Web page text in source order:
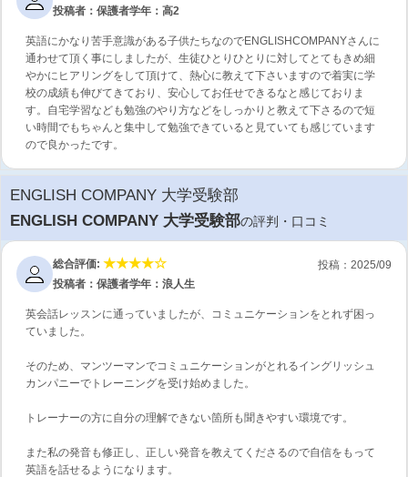
投稿者：保護者学年：高2
英語にかなり苦手意識がある子供たちなのでENGLISHCOMPANYさんに
通わせて頂く事にしましたが、生徒ひとりひとりに対してとてもきめ細
やかにヒアリングをして頂けて、熱心に教えて下さいますので着実に学
校の成績も伸びてきており、安心してお任せできるなと感じておりま
す。自宅学習なども勉強のやり方などをしっかりと教えて下さるので短
い時間でもちゃんと集中して勉強できていると見ていても感じています
ので良かったです。
ENGLISH COMPANY 大学受験部
ENGLISH COMPANY 大学受験部の評判・口コミ
投稿：2025/09
総合評価:
投稿者：保護者学年：浪人生
英会話レッスンに通っていましたが、コミュニケーションをとれず困っ
ていました。
そのため、マンツーマンでコミュニケーションがとれるイングリッシュ
カンパニーでトレーニングを受け始めました。
トレーナーの方に自分の理解できない箇所も聞きやすい環境です。
また私の発音も修正し、正しい発音を教えてくださるので自信をもって
英語を話せるようになります。